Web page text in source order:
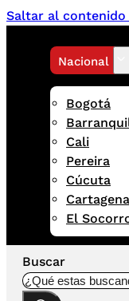
Saltar al
Nacional
Bogotá
Cali
Pereira
Cúcuta
Cartagena
El
Buscar